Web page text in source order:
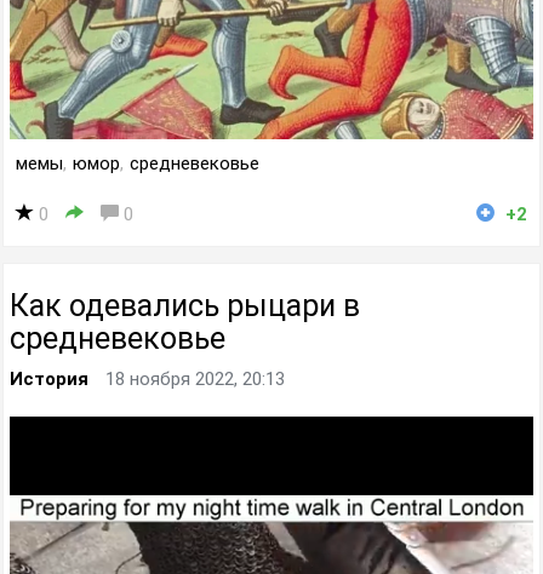
мемы, юмор, средневековье
0 0 +2
Как одевались рыцари в
средневековье
История 18 ноября 2022, 20:13